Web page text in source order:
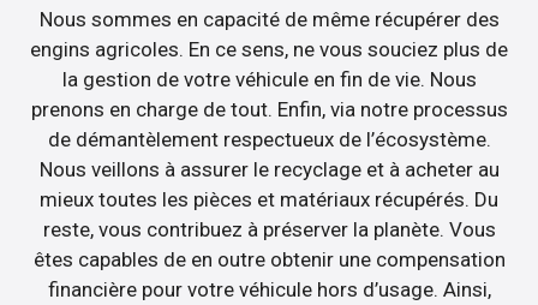
Nous sommes en capacité de même récupérer des
engins agricoles. En ce sens, ne vous souciez plus de
la gestion de votre véhicule en fin de vie. Nous
prenons en charge de tout. Enfin, via notre processus
de démantèlement respectueux de l’écosystème.
Nous veillons à assurer le recyclage et à acheter au
mieux toutes les pièces et matériaux récupérés. Du
reste, vous contribuez à préserver la planète. Vous
êtes capables de en outre obtenir une compensation
financière pour votre véhicule hors d’usage. Ainsi,